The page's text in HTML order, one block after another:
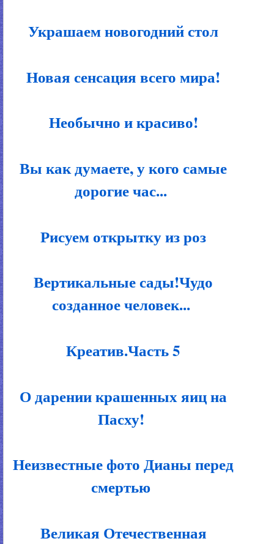
Украшаем новогодний стол
Новая сенсация всего мира!
Необычно и красиво!
Вы как думаете, у кого самые
дорогие час...
Рисуем открытку из роз
Вертикальные сады!Чудо
созданное человек...
Креатив.Часть 5
О дарении крашенных яиц на
Пасху!
Неизвестные фото Дианы перед
смертью
Великая Отечественная